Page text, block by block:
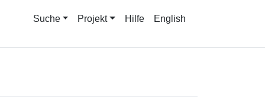
Suche Projekt Hilfe English